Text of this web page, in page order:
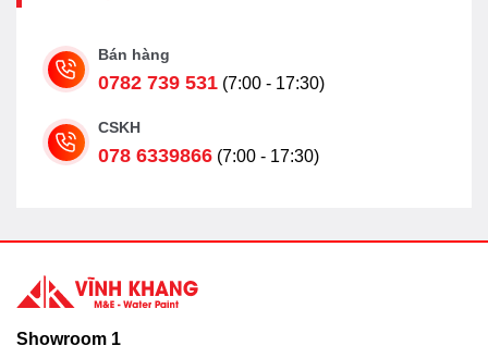
Bán hàng
0782 739 531 (7:00 - 17:30)
CSKH
078 6339866 (7:00 - 17:30)
Showroom 1